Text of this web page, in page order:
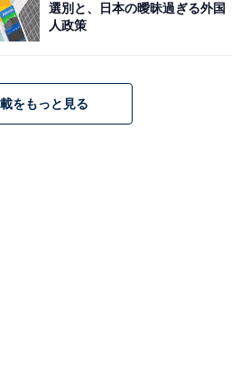
選別と、日本の曖昧過ぎる外国
人政策
をもっと見る